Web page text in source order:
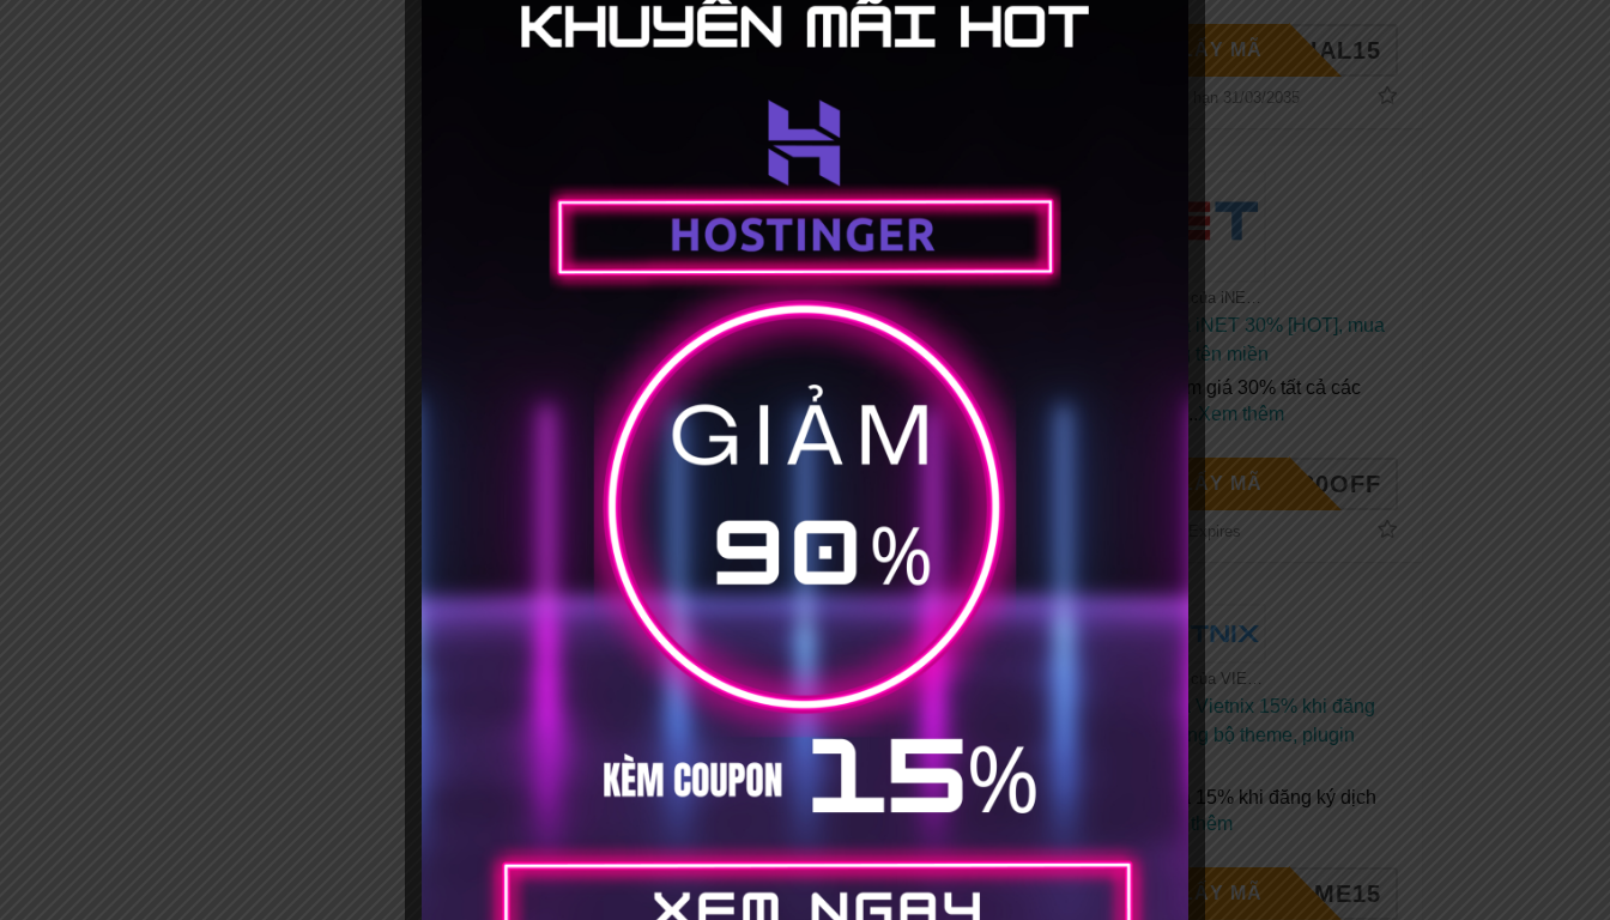
PECIAL15
LẤY MÃ
Hết hạn 31/03/2035
Tất cả coupon của iNET
Mã giảm giá iNET 30% [HOT], mua
hosting tặng tên miền
Coupon giảm giá 30% tất cả các
... Xem thêm
NET30OFF
LẤY MÃ
No Expires
Mã giảm giá Vietnix 15% khi đăng
ký mới + Tặng bộ theme, plugin
Mã giảm giá 15% khi đăng ký dịch
Xem thêm
ELCOME15
LẤY MÃ